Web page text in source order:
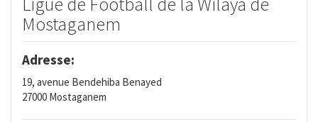
Mostaganem
Adresse:
19, avenue Bendehiba Benayed
27000 Mostaganem